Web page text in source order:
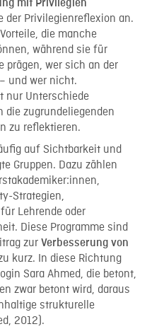
mit Privilegien
der Privilegienreflexion an.
die manche
während sie für
prägen, wer sich an der
und wer nicht.
nur Unterschiede
die zugrundeliegenden
zu reflektieren.
auf Sichtbarkeit und
Gruppen. Dazu zählen
Strategien,
Lehrende oder
Diese Programme sind
zur Verbesserung von
kurz. In diese Richtung
Sara Ahmed, die betont,
zwar betont wird, daraus
strukturelle
2012).